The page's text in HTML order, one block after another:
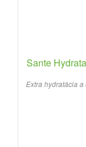
Sante
Extra hydratácia